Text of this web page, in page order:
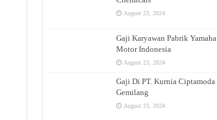
August 23, 2024
Gaji Karyawan Pabrik Yamaha
Motor Indonesia
August 23, 2024
Gaji Di PT. Kurnia Ciptamoda
Gemilang
August 23, 2024